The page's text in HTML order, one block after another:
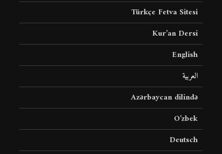
Türkçe Fetva Sitesi
Kur’an Dersi
English
العربية
Azərbaycan dilində
O’zbek
Deutsch